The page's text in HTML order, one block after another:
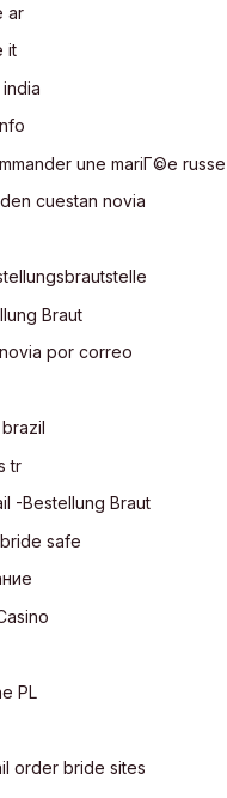
ar
it
une mariГ©e russe
cuestan novia
Braut
por correo
tr
-Bestellung Braut
safe
PL
order bride sites